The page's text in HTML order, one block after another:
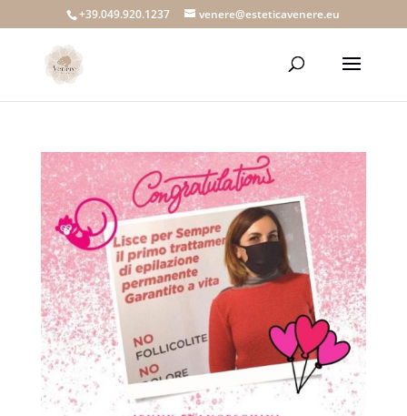
+39.049.920.1237 venere@esteticavenere.eu